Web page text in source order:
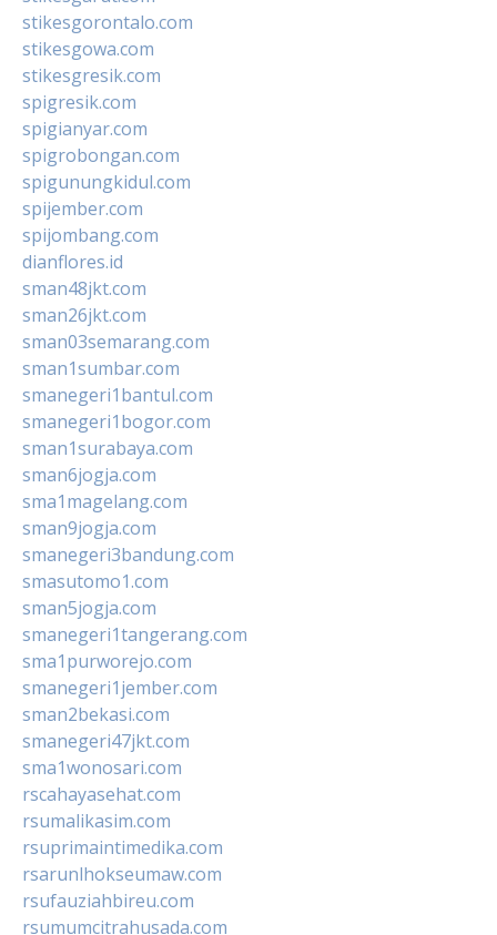
stikesgorontalo.com
stikesgowa.com
stikesgresik.com
spigresik.com
spigianyar.com
spigrobongan.com
spigunungkidul.com
spijember.com
spijombang.com
dianflores.id
sman48jkt.com
sman26jkt.com
sman03semarang.com
sman1sumbar.com
smanegeri1bantul.com
smanegeri1bogor.com
sman1surabaya.com
sman6jogja.com
sma1magelang.com
sman9jogja.com
smanegeri3bandung.com
smasutomo1.com
sman5jogja.com
smanegeri1tangerang.com
sma1purworejo.com
smanegeri1jember.com
sman2bekasi.com
smanegeri47jkt.com
sma1wonosari.com
rscahayasehat.com
rsumalikasim.com
rsuprimaintimedika.com
rsarunlhokseumaw.com
rsufauziahbireu.com
rsumumcitrahusada.com